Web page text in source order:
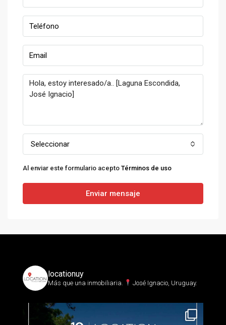
Seleccionar
Al enviar este formulario acepto Términos de uso
Enviar mensaje
locationuy
Más que una inmobiliaria.⁣ José Ignacio, Uruguay.